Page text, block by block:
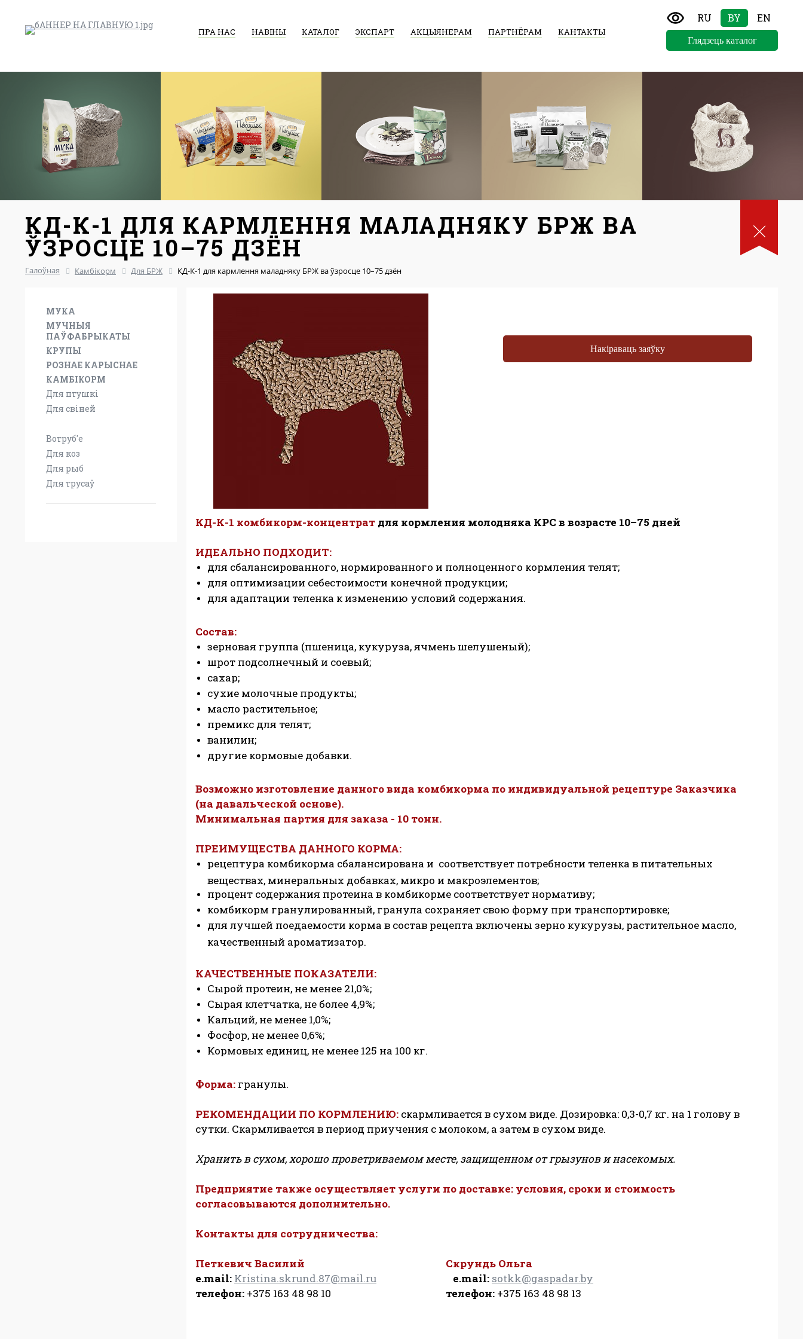
ПРА НАС НАВІНЫ КАТАЛОГ ЭКСПАРТ АКЦЫЯНЕРАМ ПАРТНЁРАМ КАНТАКТЫ
RU BY EN
Глядзець каталог
КД-К-1 ДЛЯ КАРМЛЕННЯ МАЛАДНЯКУ БРЖ ВА
ЎЗРОСЦЕ 10–75 ДЗЁН
Галоўная Камбікорм Для БРЖ КД-К-1 для кармлення маладняку БРЖ ва ўзросце 10–75 дзён
МУКА
МУЧНЫЯ
ПАЎФАБРЫКАТЫ
КРУПЫ
РОЗНАЕ КАРЫСНАЕ
КАМБІКОРМ
Для птушкі
Для свіней
Вотруб'е
Для коз
Для рыб
Для трусаў
Накіраваць заяўку
КД-К-1 комбикорм-концентрат для кормления молодняка КРС в возрасте 10–75 дней
ИДЕАЛЬНО ПОДХОДИТ:
для сбалансированного, нормированного и полноценного кормления телят;
для оптимизации себестоимости конечной продукции;
для адаптации теленка к изменению условий содержания.
Состав:
зерновая группа (пшеница, кукуруза, ячмень шелушеный);
шрот подсолнечный и соевый;
сахар;
сухие молочные продукты;
масло растительное;
премикс для телят;
ванилин;
другие кормовые добавки.
Возможно изготовление данного вида комбикорма по индивидуальной рецептуре Заказчика
(на давальческой основе).
Минимальная партия для заказа - 10 тонн.
ПРЕИМУЩЕСТВА ДАННОГО КОРМА:
рецептура комбикорма сбалансирована и соответствует потребности теленка в питательных
веществах, минеральных добавках, микро и макроэлементов;
процент содержания протеина в комбикорме соответствует нормативу;
комбикорм гранулированный, гранула сохраняет свою форму при транспортировке;
для лучшей поедаемости корма в состав рецепта включены зерно кукурузы, растительное масло,
качественный ароматизатор.
КАЧЕСТВЕННЫЕ ПОКАЗАТЕЛИ:
Сырой протеин, не менее 21,0%;
Сырая клетчатка, не более 4,9%;
Кальций, не менее 1,0%;
Фосфор, не менее 0,6%;
Кормовых единиц, не менее 125 на 100 кг.
Форма: гранулы.
РЕКОМЕНДАЦИИ ПО КОРМЛЕНИЮ: скармливается в сухом виде. Дозировка: 0,3-0,7 кг. на 1 голову в
сутки. Скармливается в период приучения с молоком, а затем в сухом виде.
Хранить в сухом, хорошо проветриваемом месте, защищенном от грызунов и насекомых.
Предприятие также осуществляет услуги по доставке: условия, сроки и стоимость
согласовываются дополнительно.
Контакты для сотрудничества:
Петкевич Василий
Скрундь Ольга
e.mail: Kristina.skrund.87@mail.ru e.mail: sotkk@gaspadar.by
телефон: +375 163 48 98 10 телефон: +375 163 48 98 13